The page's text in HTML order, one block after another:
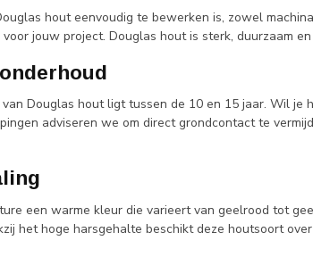
hout eenvoudig te bewerken is, zowel
jouw project. Douglas hout is sterk, duurzaam
Douglas hout ligt tussen de 10 en 15 jaar. Wil
adviseren we om direct grondcontact te
een warme kleur die varieert van geelrood tot
het hoge harsgehalte beschikt deze houtsoort